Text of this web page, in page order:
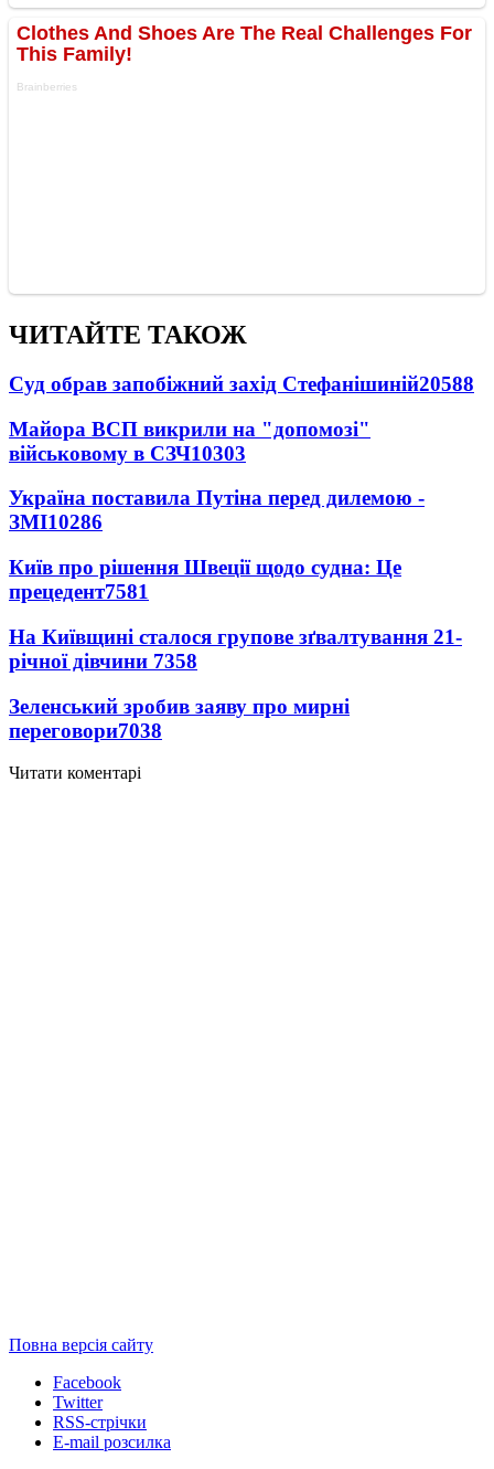
ЧИТАЙТЕ ТАКОЖ
Суд обрав запобіжний захід Стефанішиній20588
Майора ВСП викрили на "допомозі"
військовому в СЗЧ10303
Україна поставила Путіна перед дилемою -
ЗМІ10286
Київ про рішення Швеції щодо судна: Це
прецедент7581
На Київщині сталося групове зґвалтування 21-
річної дівчини 7358
Зеленський зробив заяву про мирні
переговори7038
Читати коментарі
Повна версія сайту
Facebook
Twitter
RSS-стрічки
E-mail розсилка